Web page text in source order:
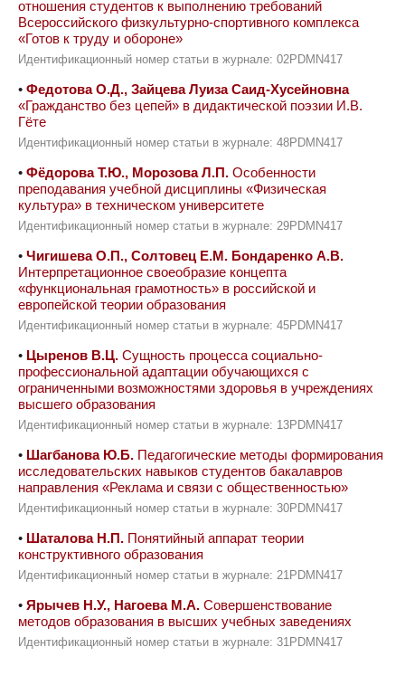
отношения студентов к выполнению требований
Всероссийского физкультурно-спортивного комплекса
«Готов к труду и обороне»
Идентификационный номер статьи в журнале: 02PDMN417
• Федотова О.Д., Зайцева Луиза Саид-Хусейновна
«Гражданство без цепей» в дидактической поэзии И.В.
Гёте
Идентификационный номер статьи в журнале: 48PDMN417
• Фёдорова Т.Ю., Морозова Л.П. Особенности
преподавания учебной дисциплины «Физическая
культура» в техническом университете
Идентификационный номер статьи в журнале: 29PDMN417
• Чигишева О.П., Солтовец Е.М. Бондаренко А.В.
Интерпретационное своеобразие концепта
«функциональная грамотность» в российской и
европейской теории образования
Идентификационный номер статьи в журнале: 45PDMN417
• Цыренов В.Ц. Сущность процесса социально-
профессиональной адаптации обучающихся с
ограниченными возможностями здоровья в учреждениях
высшего образования
Идентификационный номер статьи в журнале: 13PDMN417
• Шагбанова Ю.Б. Педагогические методы формирования
исследовательских навыков студентов бакалавров
направления «Реклама и связи с общественностью»
Идентификационный номер статьи в журнале: 30PDMN417
• Шаталова Н.П. Понятийный аппарат теории
конструктивного образования
Идентификационный номер статьи в журнале: 21PDMN417
• Ярычев Н.У., Нагоева М.А. Совершенствование
методов образования в высших учебных заведениях
Идентификационный номер статьи в журнале: 31PDMN417